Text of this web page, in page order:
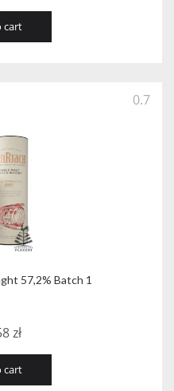
cart
0.7
57,2% Batch 1
zł
cart